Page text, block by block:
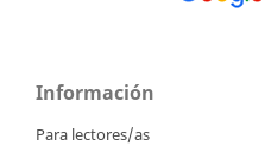
Información
Para lectores/as